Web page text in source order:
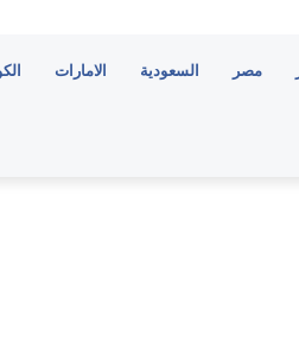
مصر السعودية الامارات